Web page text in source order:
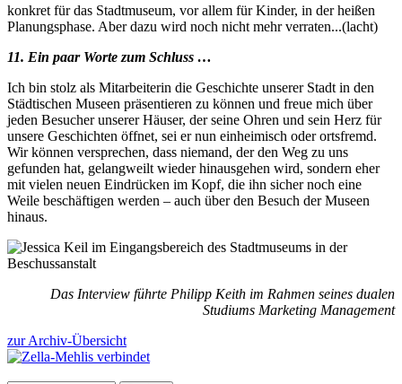
konkret für das Stadtmuseum, vor allem für Kinder, in der heißen
Planungsphase. Aber dazu wird noch nicht mehr verraten...(lacht)
11. Ein paar Worte zum Schluss …
Ich bin stolz als Mitarbeiterin die Geschichte unserer Stadt in den
Städtischen Museen präsentieren zu können und freue mich über
jeden Besucher unserer Häuser, der seine Ohren und sein Herz für
unsere Geschichten öffnet, sei er nun einheimisch oder ortsfremd.
Wir können versprechen, dass niemand, der den Weg zu uns
gefunden hat, gelangweilt wieder hinausgehen wird, sondern eher
mit vielen neuen Eindrücken im Kopf, die ihn sicher noch eine
Weile beschäftigen werden – auch über den Besuch der Museen
hinaus.
Das Interview führte Philipp Keith im Rahmen seines dualen
Studiums Marketing Management
zur Archiv-Übersicht